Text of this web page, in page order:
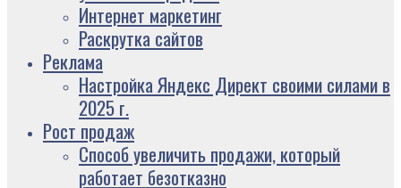
Интернет маркетинг
Раскрутка сайтов
Реклама
Настройка Яндекс Директ своими силами в
2025 г.
Рост продаж
Способ увеличить продажи, который
работает безотказно